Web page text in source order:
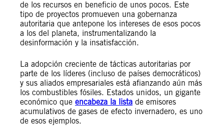
de los recursos en beneficio de unos pocos. Este
tipo de proyectos promueven una gobernanza
autoritaria que antepone los intereses de esos pocos
a los del planeta, instrumentalizando la
desinformación y la insatisfacción.
La adopción creciente de tácticas autoritarias por
parte de los líderes (incluso de países democráticos)
y sus aliados empresariales está afianzando aún más
los combustibles fósiles. Estados unidos, un gigante
económico que encabeza la lista de emisores
acumulativos de gases de efecto invernadero, es uno
de esos ejemplos.